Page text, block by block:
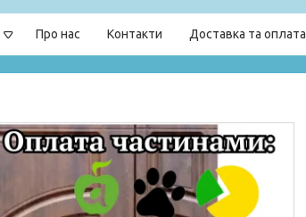
Про нас Контакти Доставка та оплата